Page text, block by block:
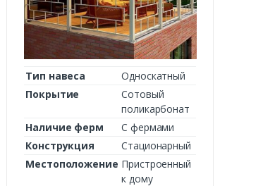
Тип навеса
Односкатный
Покрытие
Сотовый
поликарбонат
Наличие ферм
С фермами
Конструкция
Стационарный
Местоположение Пристроенный
к дому